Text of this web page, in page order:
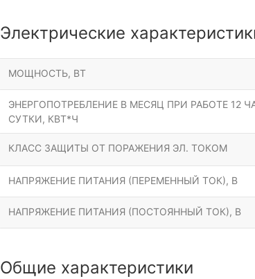
Электрические
МОЩНОСТЬ, ВТ
ЭНЕРГОПОТРЕБЛЕНИЕ В МЕСЯЦ ПРИ РАБОТЕ 12
СУТКИ, КВТ*Ч
КЛАСС ЗАЩИТЫ ОТ ПОРАЖЕНИЯ ЭЛ. ТОКОМ
НАПРЯЖЕНИЕ ПИТАНИЯ (ПЕРЕМЕННЫЙ ТОК), В
НАПРЯЖЕНИЕ ПИТАНИЯ (ПОСТОЯННЫЙ ТОК), В
Общие характеристики